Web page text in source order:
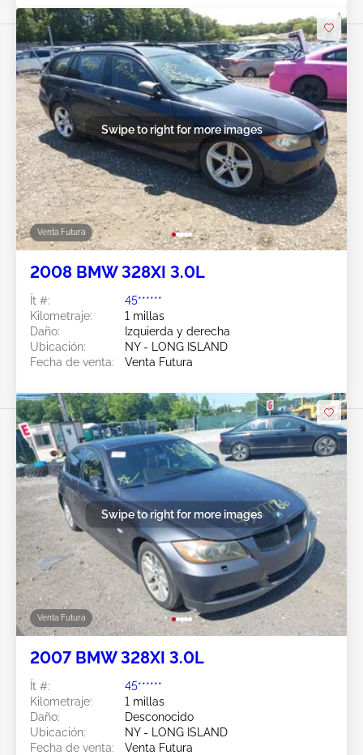
Venta Futura
Swipe to right for more images
2008 BMW 328XI 3.0L
Ít #:
45******
Kilometraje:
1 millas
Daño:
Izquierda y derecha
Ubicación:
NY - LONG ISLAND
Fecha de venta:
Venta Futura
Venta Futura
Swipe to right for more images
2007 BMW 328XI 3.0L
Ít #:
45******
Kilometraje:
1 millas
Daño:
Desconocido
Ubicación:
NY - LONG ISLAND
Fecha de venta:
Venta Futura